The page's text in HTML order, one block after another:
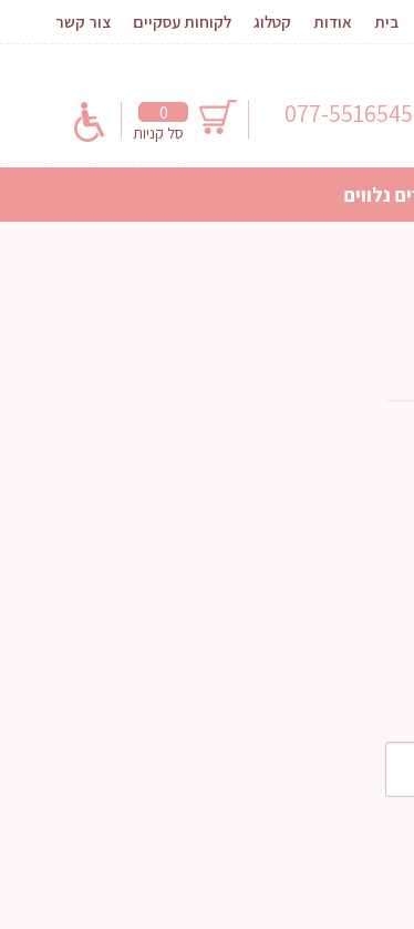
בית אודות קטלוג לקוחות עסקיים צור קשר
0
סל קניות
נלווים